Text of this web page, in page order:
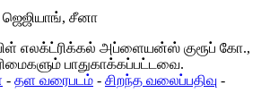
சீனா
எலக்ட்ரிக்கல் அப்ளையன்ஸ் குரூப் கோ.,
பாதுகாக்கப்பட்டவை.
- தள வரைபடம் - சிறந்த வலைப்பதிவு -